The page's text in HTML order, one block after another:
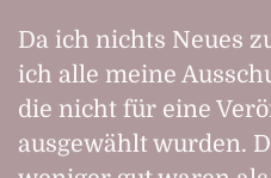
Da ich nichts Neues
ich alle meine
die nicht für eine
ausgewählt wurden.